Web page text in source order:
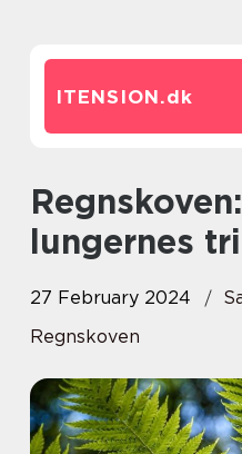
ITENSION.dk
Regnskoven: Verdens
lungernes
27 February 2024
Regnskoven